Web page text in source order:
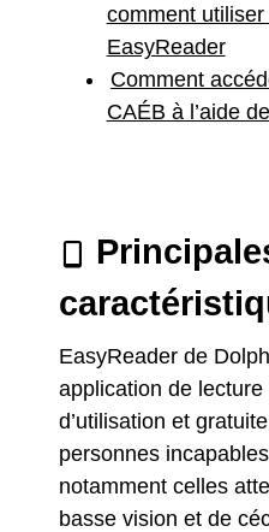
comment
EasyReader
Comment
CAÉB à l’aide
EasyReader de
application de
d’utilisation et
personnes
notamment celles
basse vision et de